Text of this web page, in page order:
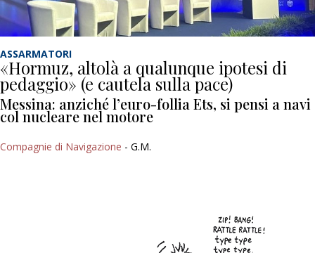
ASSARMATORI
«Hormuz, altolà a qualunque ipotesi di
pedaggio» (e cautela sulla pace)
Messina: anziché l’euro-follia Ets, si pensi a navi
col nucleare nel motore
Compagnie di Navigazione - G.M.